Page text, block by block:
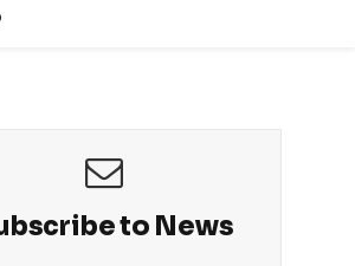
to News